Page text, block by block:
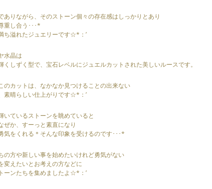
ありながら、そのストーン個々の存在感はしっかりとあり
重し合う･･･*
ち溢れたジュエリーです☆*：’
水晶は
くしずく型で、宝石レベルにジュエルカットされた美しいルースです。
のカットは、なかなか見つけることの出来ない
素晴らしい仕上がりです☆*：’
いているストーンを眺めていると
ぜか、すーっと素直になり
気をくれる＊そんな印象を受けるのです･･･*
の方や新しい事を始めたいけれど勇気がない
変えたいとお考えの方などに
ーンたちを集めましたよ☆*：’